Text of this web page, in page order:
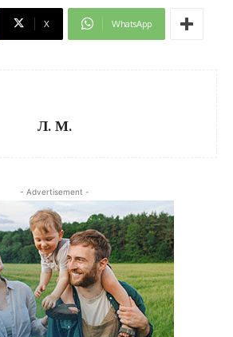
X WhatsApp
Л. М.
- Advertisement -